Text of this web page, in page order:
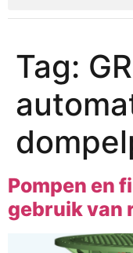
Tag:
Pompen en
gebruik van